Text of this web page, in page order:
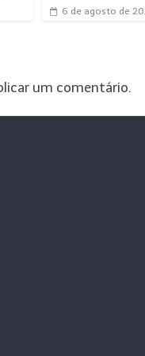
6 de agosto de
um comentário.